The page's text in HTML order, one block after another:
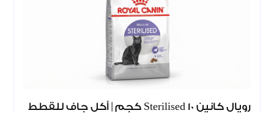
رويال كانين Sterilised 10 كجم | أكل جاف للقطط